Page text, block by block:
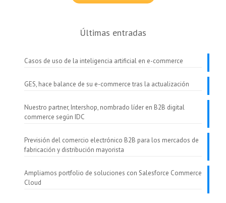
Últimas entradas
Casos de uso de la inteligencia artificial en e-commerce
GES, hace balance de su e-commerce tras la actualización
Nuestro partner, Intershop, nombrado líder en B2B digital
commerce según IDC
Previsión del comercio electrónico B2B para los mercados de
fabricación y distribución mayorista
Ampliamos portfolio de soluciones con Salesforce Commerce
Cloud